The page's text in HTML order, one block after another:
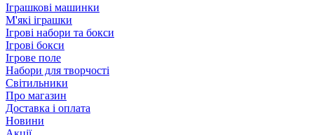
Іграшкові машинки
М'які іграшки
Ігрові набори та бокси
Ігрові бокси
Ігрове поле
Набори для творчості
Світильники
Про магазин
Доставка і оплата
Новини